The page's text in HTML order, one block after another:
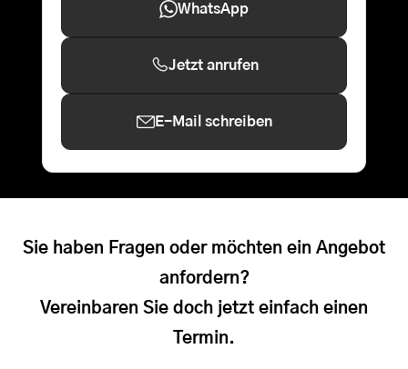
WhatsApp
Jetzt anrufen
E-Mail schreiben
Sie haben Fragen oder möchten ein Angebot
anfordern?
Vereinbaren Sie doch jetzt einfach einen
Termin.